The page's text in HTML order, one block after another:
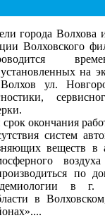
города Волхова
Волховского
установленных на
ул.
окончания
систем
веществ в
по
в г.
в